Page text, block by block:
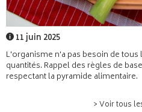
11 juin 2025
L'organisme n'a pas besoin de
quantités. Rappel des règles de
respectant la pyramide alimentaire.
> Voir tous